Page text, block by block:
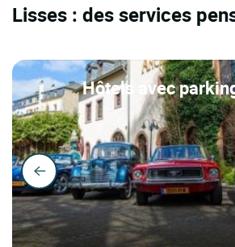
Lisses : des services
Hôtels avec